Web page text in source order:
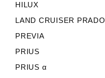
HILUX
LAND CRUISER PRADO
PREVIA
PRIUS
PRIUS α